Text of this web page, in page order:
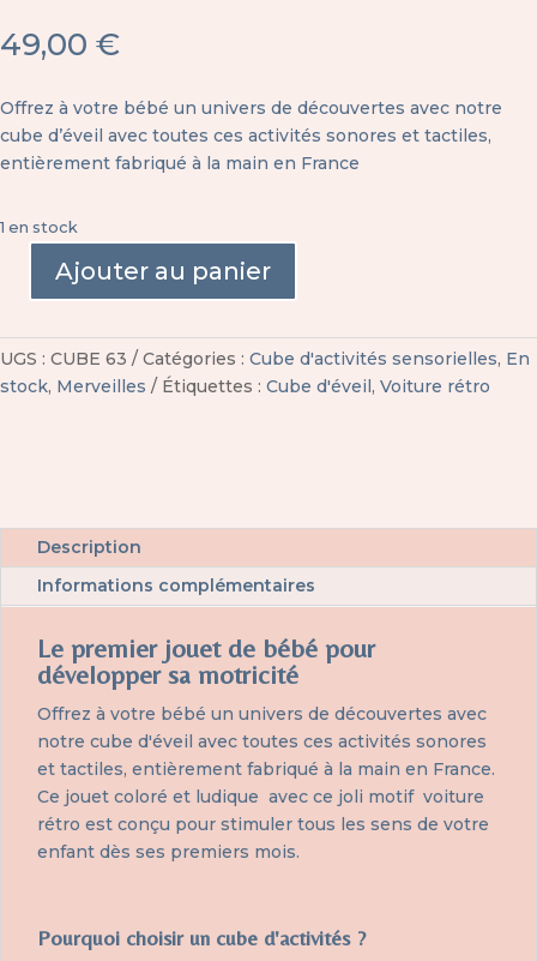
49,00 €
Offrez à votre bébé un univers de découvertes avec notre
cube d’éveil avec toutes ces activités sonores et tactiles,
entièrement fabriqué à la main en France
1 en stock
quantité
Cube
d'activités
sensoriel
Ajouter au panier
UGS : CUBE 63 Catégories : Cube d'activités sensorielles, En
stock, Merveilles Étiquettes : Cube d'éveil , Voiture rétro
Description
Informations complémentaires
Le premier jouet de bébé pour
développer sa motricité
Offrez à votre bébé un univers de découvertes avec
notre cube d'éveil avec toutes ces activités sonores
et tactiles, entièrement fabriqué à la main en France.
Ce jouet coloré et ludique avec ce joli motif voiture
rétro est conçu pour stimuler tous les sens de votre
enfant dès ses premiers mois.
Pourquoi choisir un cube d'activités ?